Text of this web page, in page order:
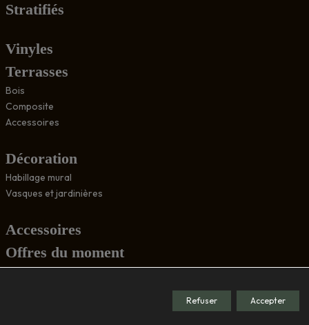
Stratifiés
Vinyles
Terrasses
Bois
Composite
Accessoires
Décoration
Habillage mural
Vasques et jardinières
Accessoires
Offres du moment
Accepter
Refuser